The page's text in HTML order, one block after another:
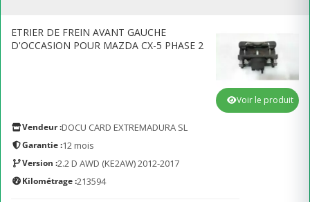
ETRIER DE FREIN AVANT GAUCHE
D'OCCASION POUR MAZDA CX-5 PHASE 2
Vendeur :DOCU CARD EXTREMADURA SL
Garantie :12 mois
Version :2.2 D AWD (KE2AW) 2012-2017
Kilométrage :213594
Voir le produit